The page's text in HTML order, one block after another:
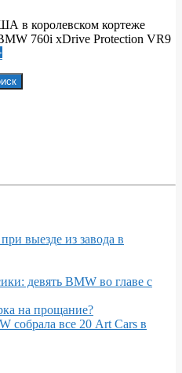
в королевском кортежe
760i xDrive Protection VR9
выезде из завода в
девять BMW во главе с
на прощание?
собрала все 20 Art Cars в